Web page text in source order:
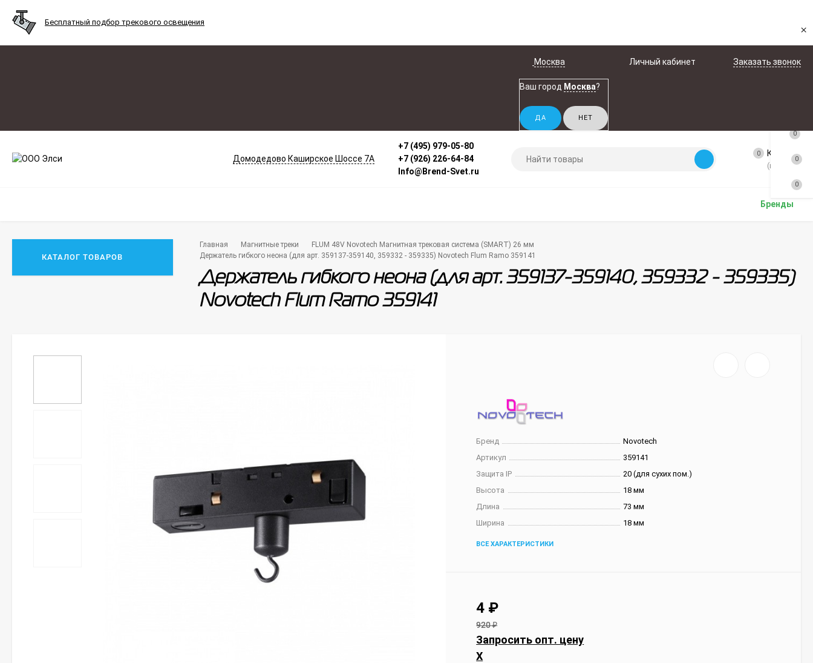
Бесплатный подбор трекового освещения
×
Москва
Ваш город Москва?
Личный кабинет Заказать звонок
Домодедово Каширское Шоссе 7А
+7 (495) 979-05-80
+7 (926) 226-64-84
Info@Brend-Svet.ru
0 Корзина
(пусто)
Бренды
КАТАЛОГ ТОВАРОВ
Главная Магнитные треки
FLUM 48V Novotech Магнитная трековая система (SMART) 26 мм
Держатель гибкого неона (для арт. 359137-359140, 359332 - 359335) Novotech Flum Ramo 359141
Держатель гибкого неона (для арт. 359137-359140, 359332 - 359335)
Novotech Flum Ramo 359141
Бренд
Novotech
Артикул
359141
Защита IP
20 (для сухих пом.)
Высота
18 мм
Длина
73 мм
Ширина
18 мм
ВСЕ ХАРАКТЕРИСТИКИ
4 ₽
920₽
Запросить опт. цену
X
0
0
0